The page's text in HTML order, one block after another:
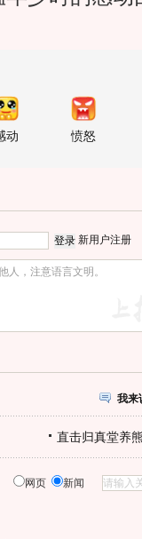
动 愤怒
新用户注册
我来
直击归真堂养
网页 新闻